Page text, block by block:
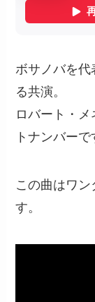
ボサノバを代
る共演。
ロバート・
トナンバーで
この曲はワ
す。